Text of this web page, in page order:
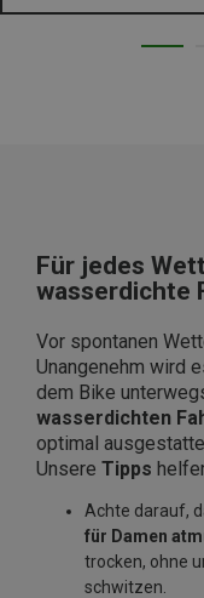
Für jedes
wasserdichte
Vor spontanen
Unangenehm wird
dem Bike
wasserdichten
optimal
Unsere Tipps
Achte darauf,
für Damen
trocken, ohne
schwitzen.